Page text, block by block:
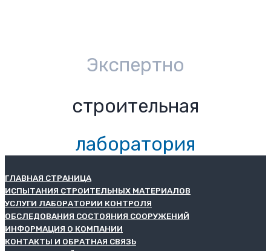
Экспертно
строительная
лаборатория
ГЛАВНАЯ СТРАНИЦА
ИСПЫТАНИЯ СТРОИТЕЛЬНЫХ МАТЕРИАЛОВ
УСЛУГИ ЛАБОРАТОРИИ КОНТРОЛЯ
ОБСЛЕДОВАНИЯ СОСТОЯНИЯ СООРУЖЕНИЙ
ИНФОРМАЦИЯ О КОМПАНИИ
КОНТАКТЫ И ОБРАТНАЯ СВЯЗЬ